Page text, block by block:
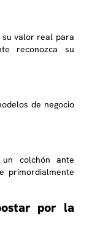
su valor real para
reconozca su
de negocio
colchón ante
primordialmente
por la